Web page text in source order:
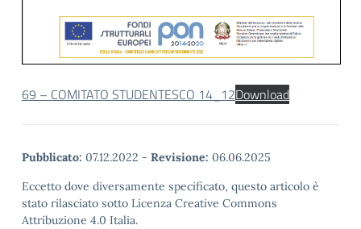
69 – COMITATO STUDENTESCO 14_12Download
Pubblicato: 07.12.2022 - Revisione: 06.06.2025
Eccetto dove diversamente specificato, questo articolo è
stato rilasciato sotto Licenza Creative Commons
Attribuzione 4.0 Italia.